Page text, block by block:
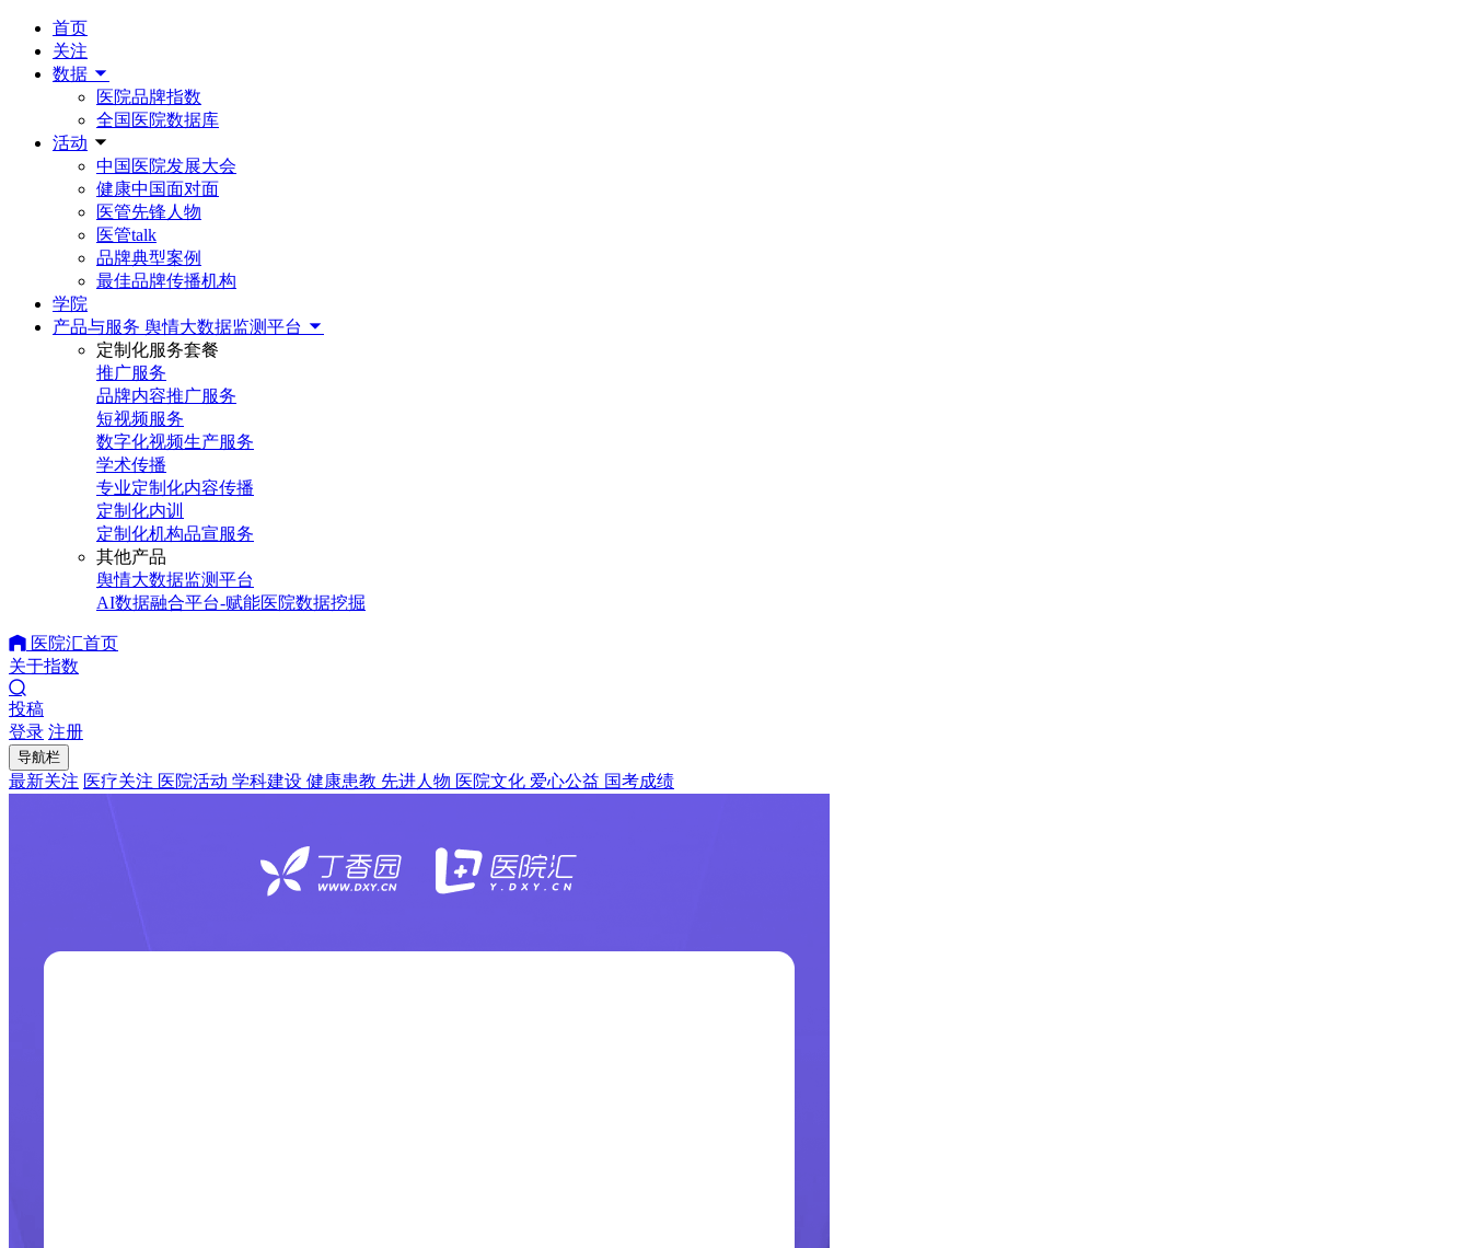
首页
关注
数据
医院品牌指数
全国医院数据库
活动
中国医院发展大会
健康中国面对面
医管先锋人物
医管talk
品牌典型案例
最佳品牌传播机构
学院
产品与服务 舆情大数据监测平台
定制化服务套餐
推广服务
品牌内容推广服务
短视频服务
数字化视频生产服务
学术传播
专业定制化内容传播
定制化内训
定制化机构品宣服务
其他产品
舆情大数据监测平台
AI数据融合平台-赋能医院数据挖掘
医院汇首页
关于指数
投稿
登录 注册
导航栏
最新关注 医疗关注 医院活动 学科建设 健康患教 先进人物 医院文化 爱心公益 国考成绩